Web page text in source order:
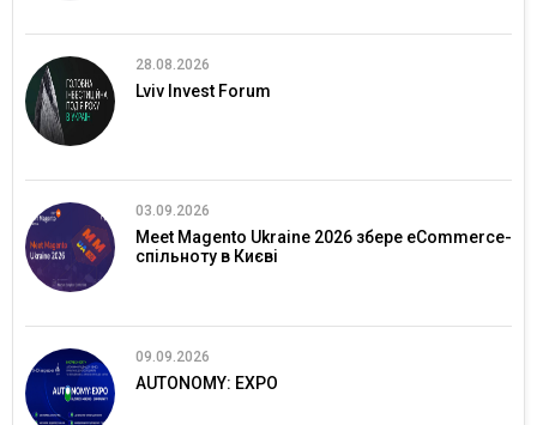
28.08.2026
Lviv Invest Forum
03.09.2026
Meet Magento Ukraine 2026 збере eCommerce-
спільноту в Києві
09.09.2026
AUTONOMY: EXPO